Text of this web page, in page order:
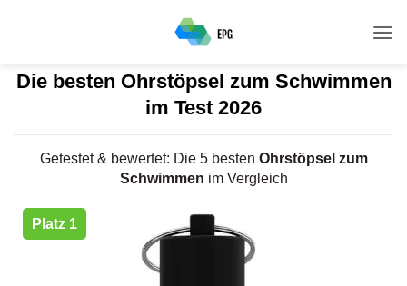
Die besten Ohrstöpsel zum Schwimmen
im Test 2026
Getestet & bewertet: Die 5 besten Ohrstöpsel zum
Schwimmen im Vergleich